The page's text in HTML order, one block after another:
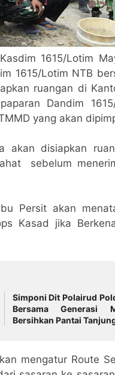
Kasdim 1615/Lotim
1615/Lotim NTB
ruangan di
Dandim
yang akan
akan disiapkan
sebelum
Persit akan
Kasad jika
Simponi Dit Polairud
Bersama Generasi
Bersihkan Pantai
mengatur Route